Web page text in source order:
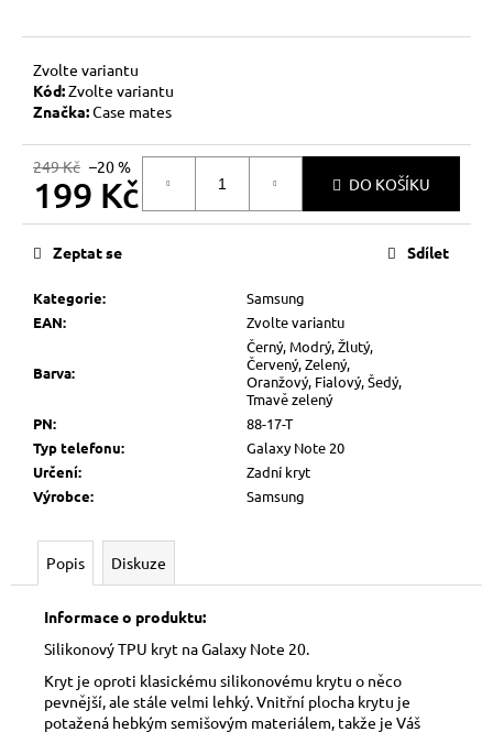
Zvolte variantu
Kód:Zvolte variantu
Značka:Case mates
249 Kč –20 %
199 Kč
Měrná
DO KOŠÍKU
Kategorie:
Samsung
EAN: Zvolte variantu
Barva:
Černý, Modrý, Žlutý,
Červený, Zelený,
Oranžový, Fialový, Šedý,
Tmavě zelený
PN:
88-17-T
Typ telefonu:
Galaxy Note 20
Určení:
Zadní kryt
Výrobce: Samsung
Zeptat se Sdílet
Popis Diskuze
Informace o produktu:
Silikonový TPU kryt na Galaxy Note 20.
Kryt je oproti klasickému silikonovému krytu o něco
pevnější, ale stále velmi lehký. Vnitřní plocha krytu je
potažená hebkým semišovým materiálem, takže je Váš
r
u
u
j
e
m